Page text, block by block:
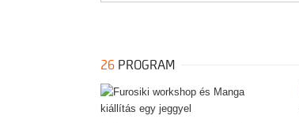
26 PROGRAM